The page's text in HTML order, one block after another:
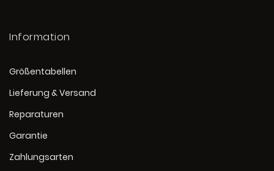
Information
Größentabellen
Lieferung & Versand
Reparaturen
Garantie
Zahlungsarten